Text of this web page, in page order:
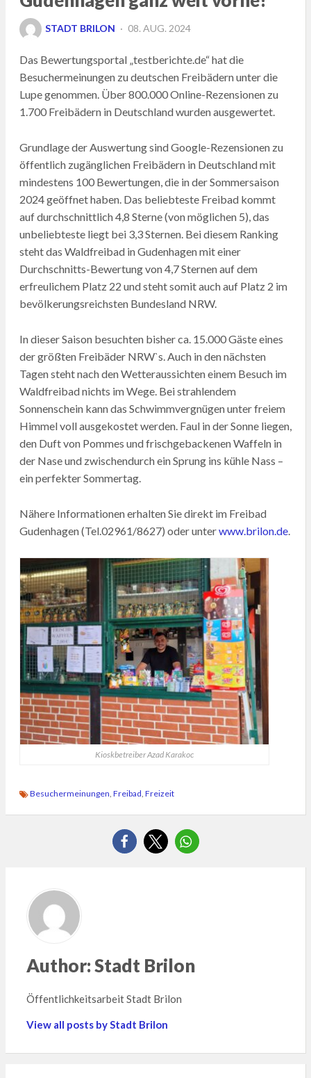
STADT BRILON
POSTED
08. AUG. 2024
Das Bewertungsportal „testberichte.de“ hat die
Besuchermeinungen zu deutschen Freibädern unter die
Lupe genommen. Über 800.000 Online-Rezensionen zu
1.700 Freibädern in Deutschland wurden ausgewertet.
Grundlage der Auswertung sind Google-Rezensionen zu
öffentlich zugänglichen Freibädern in Deutschland mit
mindestens 100 Bewertungen, die in der Sommersaison
2024 geöffnet haben. Das beliebteste Freibad kommt
auf durchschnittlich 4,8 Sterne (von möglichen 5), das
unbeliebteste liegt bei 3,3 Sternen. Bei diesem Ranking
steht das Waldfreibad in Gudenhagen mit einer
Durchschnitts-Bewertung von 4,7 Sternen auf dem
erfreulichem Platz 22 und steht somit auch auf Platz 2 im
bevölkerungsreichsten Bundesland NRW.
In dieser Saison besuchten bisher ca. 15.000 Gäste eines
der größten Freibäder NRW`s. Auch in den nächsten
Tagen steht nach den Wetteraussichten einem Besuch im
Waldfreibad nichts im Wege. Bei strahlendem
Sonnenschein kann das Schwimmvergnügen unter freiem
Himmel voll ausgekostet werden. Faul in der Sonne liegen,
den Duft von Pommes und frischgebackenen Waffeln in
der Nase und zwischendurch ein Sprung ins kühle Nass –
ein perfekter Sommertag.
Nähere Informationen erhalten Sie direkt im Freibad
Gudenhagen (Tel.02961/8627) oder unterwww.brilon.de.
Kioskbetreiber Azad Karakoc
Besuchermeinungen, Freibad, Freizeit
Author:Stadt Brilon
Öffentlichkeitsarbeit Stadt Brilon
View all posts by Stadt Brilon